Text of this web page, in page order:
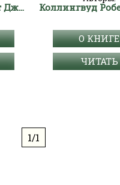
Коллингвуд Роберт Джордж
О КНИГЕ
ЧИТАТЬ
1/1